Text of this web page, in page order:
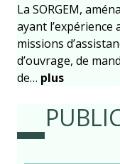
La SORGEM,
ayant l’expérience
missions
d’ouvrage, de
de… plus